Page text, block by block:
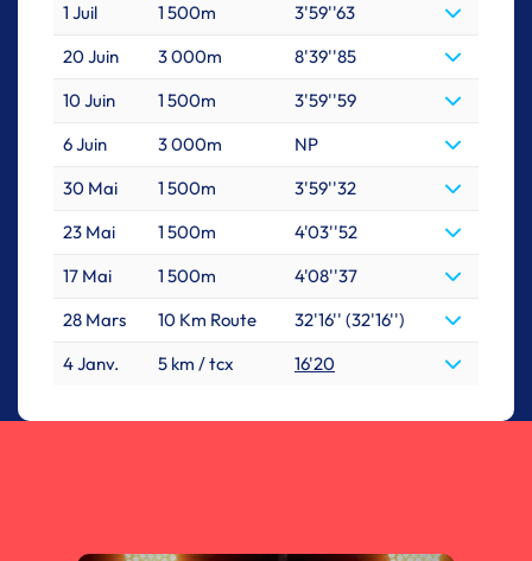
1 Juil
1 500m
3'59''63
20 Juin
3 000m
8'39''85
10 Juin
1 500m
3'59''59
6 Juin
3 000m
NP
30 Mai
1 500m
3'59''32
23 Mai
1 500m
4'03''52
17 Mai
1 500m
4'08''37
28 Mars
10 Km Route
32'16'' (32'16'')
4 Janv.
5 km / tcx 16'20